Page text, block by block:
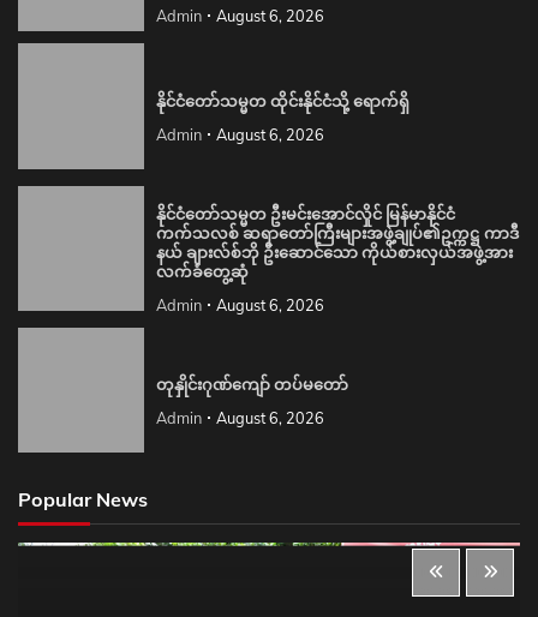
Admin August 6, 2026
နိုင်ငံတော်သမ္မတ ထိုင်းနိုင်ငံသို့ ရောက်ရှိ
Admin August 6, 2026
နိုင်ငံတော်သမ္မတ ဦးမင်းအောင်လှိုင် မြန်မာနိုင်ငံ
ကက်သလစ် ဆရာတော်ကြီးများအဖွဲ့ချုပ်၏ဥက္ကဋ္ဌ ကာဒီ
နယ် ချားလ်စ်ဘို ဦးဆောင်သော ကိုယ်စားလှယ်အဖွဲ့အား
လက်ခံတွေ့ဆုံ
Admin August 6, 2026
တုနှိုင်းဂုဏ်ကျော် တပ်မတော်
Admin August 6, 2026
Popular News